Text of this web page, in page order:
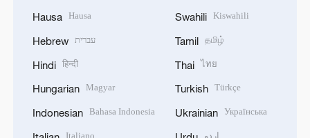
Hausa Hausa
Hebrew עברית
Hindi हिन्दी
Hungarian Magyar
Indonesian Bahasa Indonesia
Swahili Kiswahili
Tamil தமிழ்
Thai ไทย
Turkish Türkçe
Ukrainian Українська